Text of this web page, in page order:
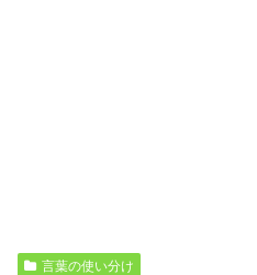
言葉の使い分け